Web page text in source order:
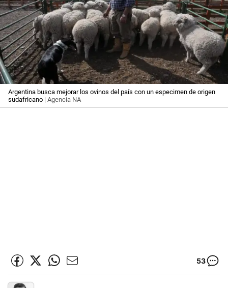
Argentina busca mejorar los ovinos del país con un especimen de origen
sudafricano | Agencia NA
53